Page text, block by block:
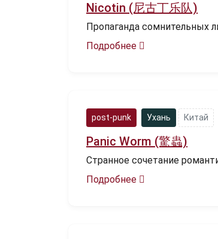
Nicotin (尼古丁乐队)
Пропаганда сомнительных
Подробнее
post-punk Ухань Китай
Panic Worm (驚蟲)
Странное сочетание
Подробнее